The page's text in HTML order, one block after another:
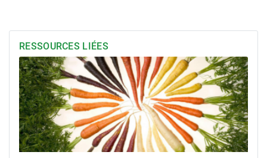
RESSOURCES LIÉES